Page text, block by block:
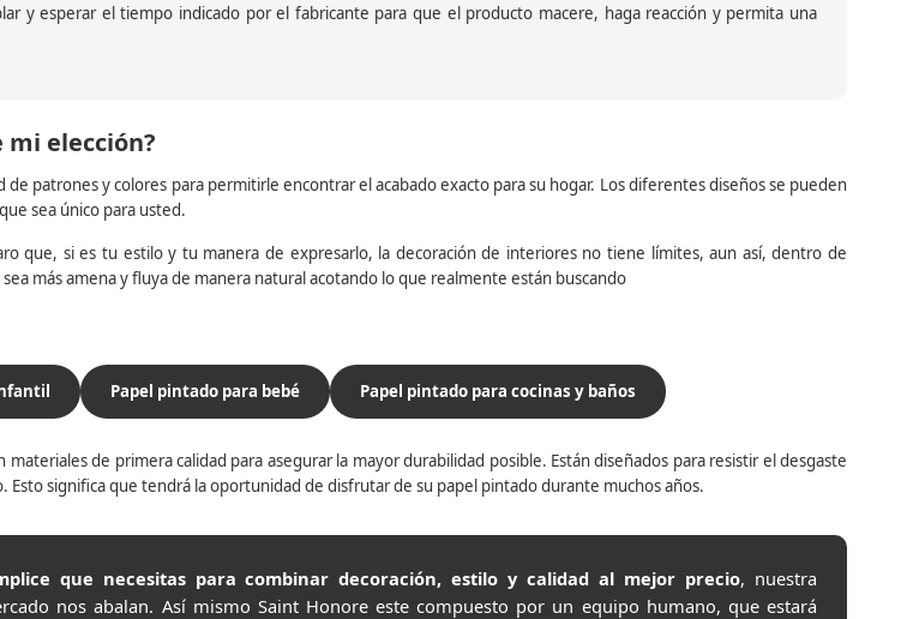
y esperar el tiempo indicado por el fabricante para que el producto macere, haga reacción y permita una
elección?
patrones y colores para permitirle encontrar el acabado exacto para su hogar. Los diferentes diseños se pueden
sea único para usted.
que, si es tu estilo y tu manera de expresarlo, la decoración de interiores no tiene límites, aun así, dentro de
más amena y fluya de manera natural acotando lo que realmente están buscando
Papel pintado para bebé Papel pintado para cocinas y baños
de primera calidad para asegurar la mayor durabilidad posible. Están diseñados para resistir el desgaste
significa que tendrá la oportunidad de disfrutar de su papel pintado durante muchos años.
que necesitas para combinar decoración, estilo y calidad al mejor precio, nuestra
nos abalan. Así mismo Saint Honore este compuesto por un equipo humano, que estará